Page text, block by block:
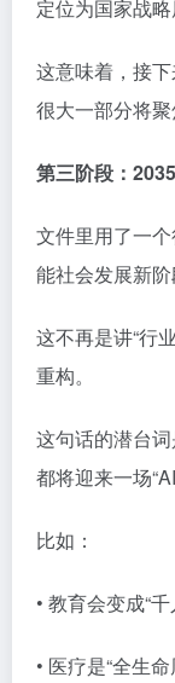
定位为国家战略
这意味着，接
很大一部分将聚
第三阶段：
文件里用了一
能社会发展新阶
这不再是讲“行
重构。
这句话的潜台
都将迎来一场
比如：
• 教育会变成“
• 医疗是“全生